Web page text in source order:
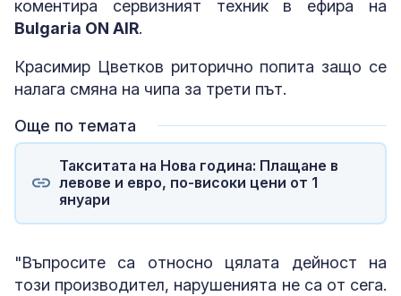
коментира сервизният техник в ефира на
Bulgaria ON AIR.
Красимир Цветков риторично попита защо се
налага смяна на чипа за трети път.
Още по темата
Такситата на Нова година: Плащане в
левове и евро, по-високи цени от 1
януари
"Въпросите са относно цялата дейност на
този производител, нарушенията не са от сега.